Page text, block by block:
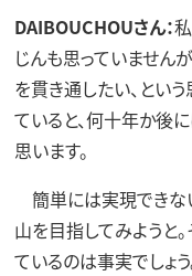
DAIBOUCHOUさん：
じんも思っていません
を貫き通したい、とい
ていると、何十年か後
思います。
簡単には実現できな
山を目指してみようと
ているのは事実でしょう